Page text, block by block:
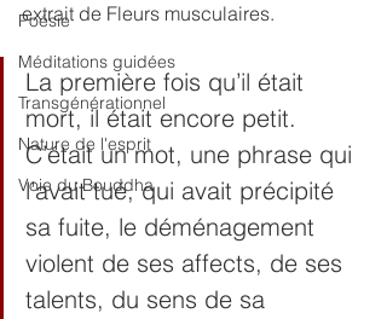
Poésie
Méditations guidées
Transgénérationnel
Nature de l'esprit
Voie du Bouddha
extrait de Fleurs musculaires.
La première fois qu’il était
mort, il était encore petit.
C’était un mot, une phrase qui
l’avait tué, qui avait précipité
sa fuite, le déménagement
violent de ses affects, de ses
talents, du sens de sa